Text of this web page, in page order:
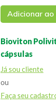
Adicionar ao
Bioviton
cápsulas
Já sou cliente
ou
Faça seu